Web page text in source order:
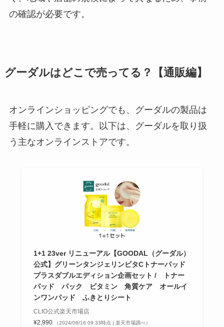
の確認が必要です。
グーダルはどこで売ってる？【通販編】
オンラインショッピングでも、グーダルの製品は
手軽に購入できます。以下は、グーダルを取り扱
う主なオンラインストアです。
1+1 23ver リニューアル【GOODAL（グーダル）
公式】グリーンタンジェリンビタCトナーパッド
プラスダブルエディション企画セット / トナー
パッド パック ビタミン 角質ケア オールイ
ンワンパッド ふきとりシート
CLIO公式楽天市場店
¥2,990
（2024/06/16 09:33時点 | 楽天市場調べ）